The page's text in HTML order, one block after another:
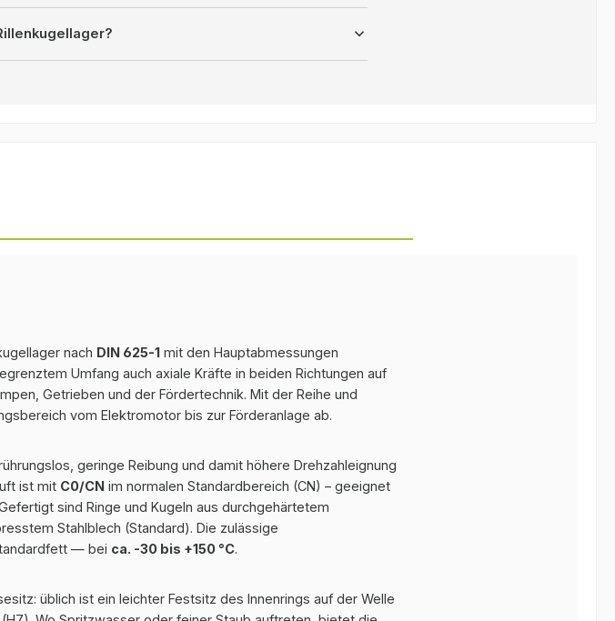
nach DIN 625-1 mit den Hauptabmessungen
Umfang auch axiale Kräfte in beiden Richtungen auf
Getrieben und der Fördertechnik. Mit der Reihe und
vom Elektromotor bis zur Förderanlage ab.
geringe Reibung und damit höhere Drehzahleignung
ist mit C0/CN im normalen Standardbereich (CN) – geeignet
sind Ringe und Kugeln aus durchgehärtetem
Stahlblech (Standard). Die zulässige
— bei ca. -30 bis +150 °C.
üblich ist ein leichter Festsitz des Innenrings auf der Welle